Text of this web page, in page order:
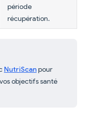
période
récupération.
NutriScanpour
objectifs santé